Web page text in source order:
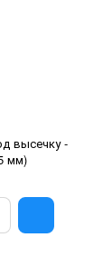
высечку -
мм)